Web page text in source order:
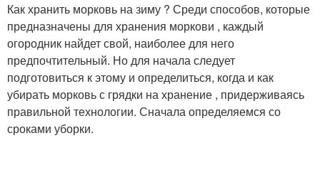
Как хранить морковь на зиму ? Среди способов, которые
предназначены для хранения моркови , каждый
огородник найдет свой, наиболее для него
предпочтительный. Но для начала следует
подготовиться к этому и определиться, когда и как
убирать морковь с грядки на хранение , придерживаясь
правильной технологии. Сначала определяемся со
сроками уборки.